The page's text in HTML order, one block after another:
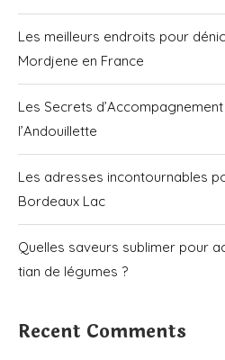
Les meilleurs endroits pour
Mordjene en France
Les Secrets
l’Andouillette
Les adresses incontournables
Bordeaux Lac
Quelles saveurs sublimer pour
tian de légumes ?
Recent Comments